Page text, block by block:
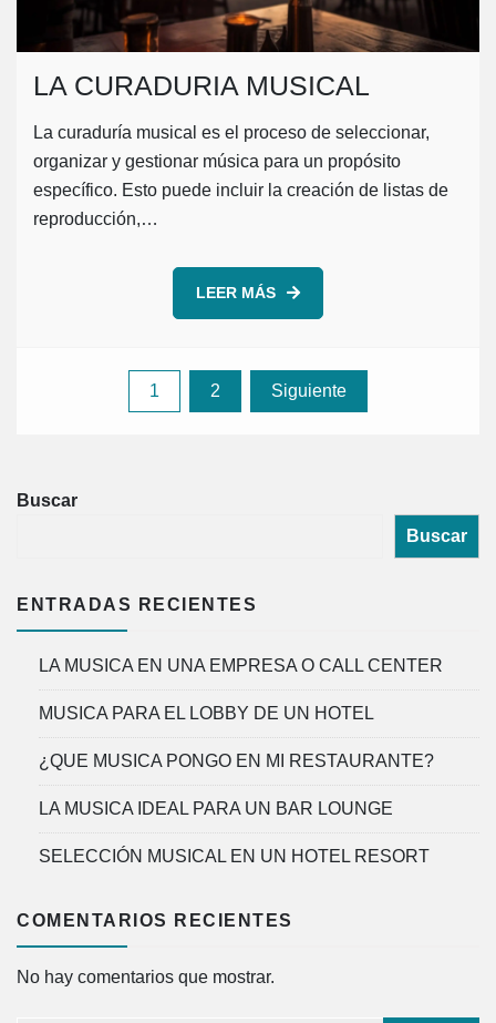
LA CURADURIA MUSICAL
La curaduría musical es el proceso de seleccionar,
organizar y gestionar música para un propósito
específico. Esto puede incluir la creación de listas de
reproducción,…
LEER MÁS
Paginación
1 2 Siguiente
Buscar
Buscar
ENTRADAS RECIENTES
LA MUSICA EN UNA EMPRESA O CALL CENTER
MUSICA PARA EL LOBBY DE UN HOTEL
¿QUE MUSICA PONGO EN MI RESTAURANTE?
LA MUSICA IDEAL PARA UN BAR LOUNGE
SELECCIÓN MUSICAL EN UN HOTEL RESORT
COMENTARIOS RECIENTES
No hay comentarios que mostrar.